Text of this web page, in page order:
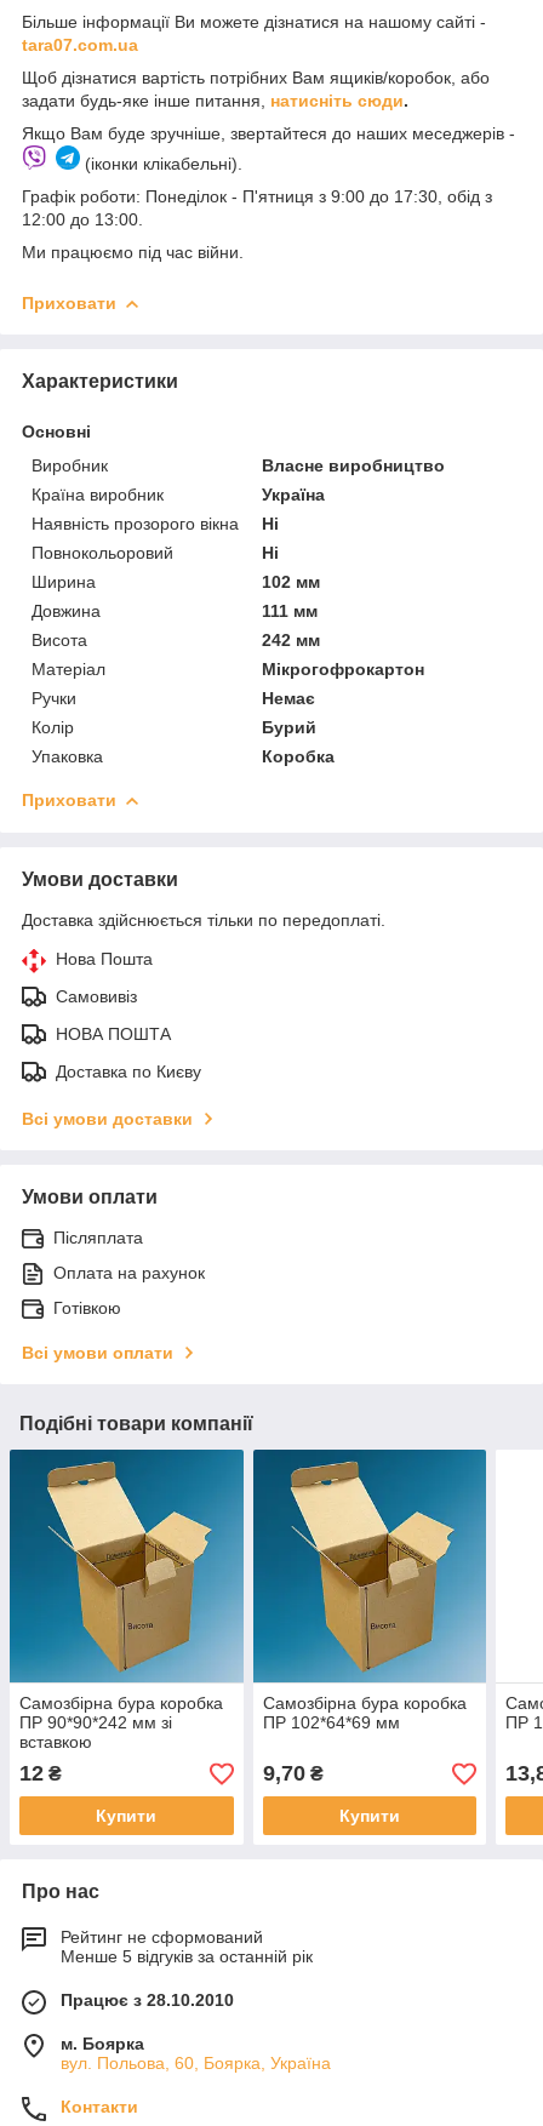
Більше інформації Ви можете дізнатися на нашому сайті -
tara07.com.ua
Щоб дізнатися вартість потрібних Вам ящиків/коробок, або
задати будь-яке інше питання, натисніть сюди.
Якщо Вам буде зручніше, звертайтеся до наших меседжерів -
(іконки клікабельні).
Графік роботи: Понеділок - П'ятниця з 9:00 до 17:30, обід з
12:00 до 13:00.
Ми працюємо під час війни.
Приховати
Характеристики
Основні
Виробник
Власне виробництво
Країна виробник
Україна
Наявність прозорого вікна
Ні
Повнокольоровий
Ні
Ширина
102 мм
Довжина
111 мм
Висота
242 мм
Матеріал
Мікрогофрокартон
Ручки
Немає
Колір
Бурий
Упаковка
Коробка
Приховати
Умови доставки
Доставка здійснюється тільки по передоплаті.
Нова Пошта
Самовивіз
НОВА ПОШТА
Доставка по Києву
Всі умови доставки
Умови оплати
Післяплата
Оплата на рахунок
Готівкою
Всі умови оплати
Подібні товари компанії
Самозбірна бура коробка
ПР 90*90*242 мм зі
вставкою
12 ₴
Купити
Самозбірна бура коробка
ПР 102*64*69 мм
9,70₴
Купити
ПР
Про нас
Рейтинг не сформований
Менше 5 відгуків за останній рік
Працює з 28.10.2010
м. Боярка
вул. Польова, 60, Боярка, Україна
Контакти